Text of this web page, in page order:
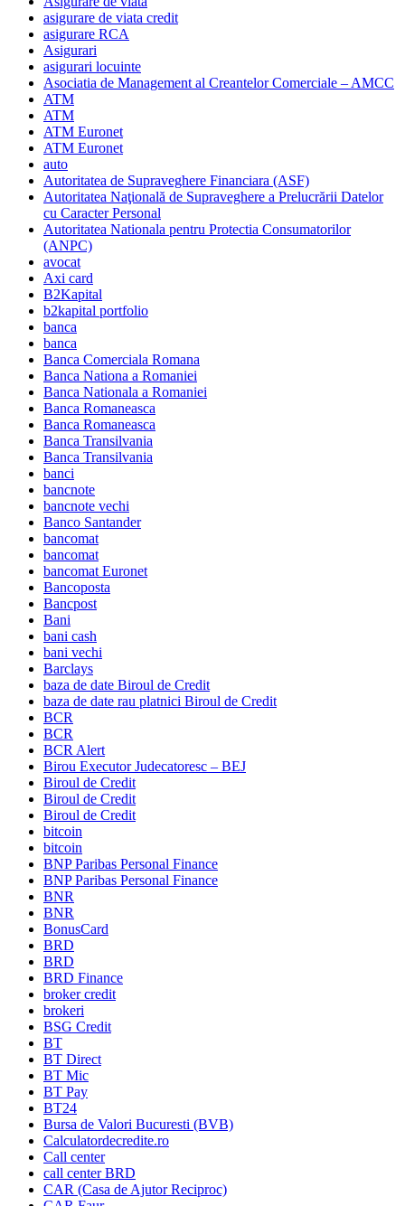
asigurare de viata credit
asigurare RCA
Asigurari
asigurari locuinte
Asociatia de Management al Creantelor Comerciale – AMCC
ATM
ATM
ATM Euronet
ATM Euronet
auto
Autoritatea de Supraveghere Financiara (ASF)
Autoritatea Naţională de Supraveghere a Prelucrării Datelor
cu Caracter Personal
Autoritatea Nationala pentru Protectia Consumatorilor
(ANPC)
avocat
Axi card
B2Kapital
b2kapital portfolio
banca
banca
Banca Comerciala Romana
Banca Nationa a Romaniei
Banca Nationala a Romaniei
Banca Romaneasca
Banca Romaneasca
Banca Transilvania
Banca Transilvania
banci
bancnote
bancnote vechi
Banco Santander
bancomat
bancomat
bancomat Euronet
Bancoposta
Bancpost
Bani
bani cash
bani vechi
Barclays
baza de date Biroul de Credit
baza de date rau platnici Biroul de Credit
BCR
BCR
BCR Alert
Birou Executor Judecatoresc – BEJ
Biroul de Credit
Biroul de Credit
Biroul de Credit
bitcoin
bitcoin
BNP Paribas Personal Finance
BNP Paribas Personal Finance
BNR
BNR
BonusCard
BRD
BRD
BRD Finance
broker credit
brokeri
BSG Credit
BT
BT Direct
BT Mic
BT Pay
BT24
Bursa de Valori Bucuresti (BVB)
Calculatordecredite.ro
Call center
call center BRD
CAR (Casa de Ajutor Reciproc)